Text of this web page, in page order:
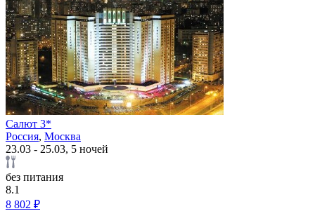
Салют 3*
Россия, Москва
23.03 - 25.03, 5 ночей
без питания
8.1
8 802 ₽